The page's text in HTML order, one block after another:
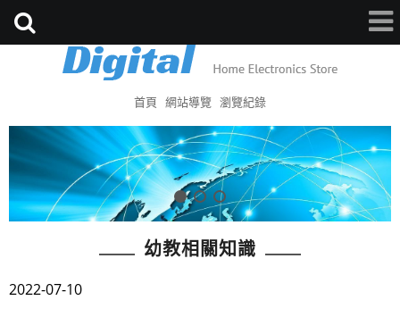
首頁 網站導覽 瀏覽紀錄
幼教相關知識
2022-07-10